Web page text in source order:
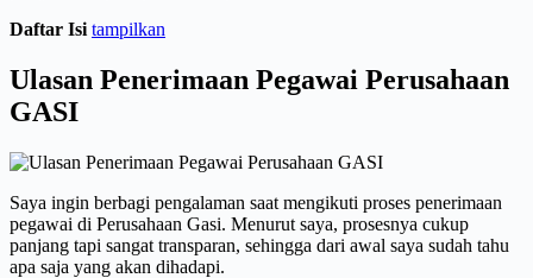
Daftar Isi tampilkan
Ulasan Penerimaan Pegawai Perusahaan
GASI
Saya ingin berbagi pengalaman saat mengikuti proses penerimaan
pegawai di Perusahaan Gasi. Menurut saya, prosesnya cukup
panjang tapi sangat transparan, sehingga dari awal saya sudah tahu
apa saja yang akan dihadapi.